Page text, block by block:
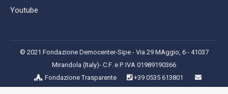
Youtube
© 2021 Fondazione Democenter-Sipe - Via 29 MAggio, 6 - 41037
Mirandola (Italy)- C.F. e P. IVA 01989190366
Fondazione Trasparente
+39 0535 613801